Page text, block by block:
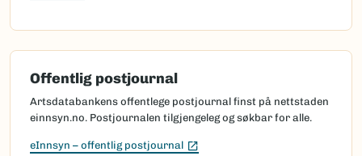
Offentlig postjournal
Artsdatabankens offentlege postjournal finst på nettstaden
einnsyn.no. Postjournalen tilgjengeleg og søkbar for alle.
eInnsyn – offentlig postjournal (Ekstern lenke)